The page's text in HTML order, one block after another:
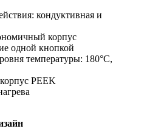
кондуктивная и
корпус
одной кнопкой
температуры: 180°C,
PEEK